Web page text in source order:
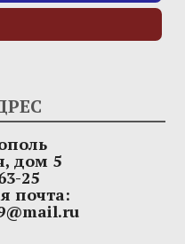
дом 5
25
почта: